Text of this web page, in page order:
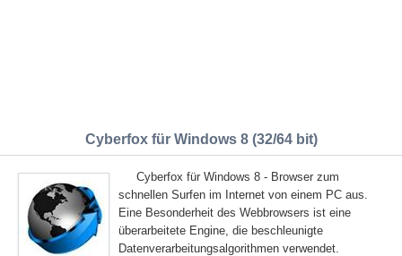
Cyberfox für Windows 8 (32/64 bit)
Cyberfox für Windows 8 - Browser zum
schnellen Surfen im Internet von einem PC aus.
Eine Besonderheit des Webbrowsers ist eine
überarbeitete Engine, die beschleunigte
Datenverarbeitungsalgorithmen verwendet.